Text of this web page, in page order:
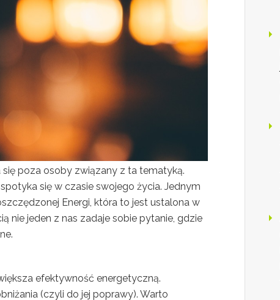
poza osoby związany z ta tematyką.
się w czasie swojego życia. Jednym
Energi, która to jest ustalona w
nie jeden z nas zadaje sobie pytanie, gdzie
efektywność energetyczną.
(czyli do jej poprawy). Warto